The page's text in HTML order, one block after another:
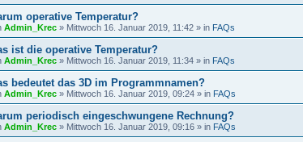
operative Temperatur?
Admin_Krec » Mittwoch 16. Januar 2019, 11:42 » in FAQs
ist die operative Temperatur?
Admin_Krec » Mittwoch 16. Januar 2019, 11:34 » in FAQs
bedeutet das 3D im Programmnamen?
Admin_Krec » Mittwoch 16. Januar 2019, 09:24 » in FAQs
periodisch eingeschwungene Rechnung?
Admin_Krec » Mittwoch 16. Januar 2019, 09:16 » in FAQs